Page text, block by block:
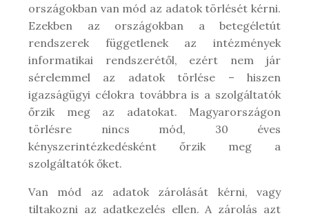
országokban van mód az adatok törlését kérni.
Ezekben az országokban a betegéletút
rendszerek függetlenek az intézmények
informatikai rendszerétől, ezért nem jár
sérelemmel az adatok törlése – hiszen
igazságügyi célokra továbbra is a szolgáltatók
őrzik meg az adatokat. Magyarországon
törlésre nincs mód, 30 éves
kényszerintézkedésként őrzik meg a
szolgáltatók őket.
Van mód az adatok zárolását kérni, vagy
tiltakozni az adatkezelés ellen. A zárolás azt